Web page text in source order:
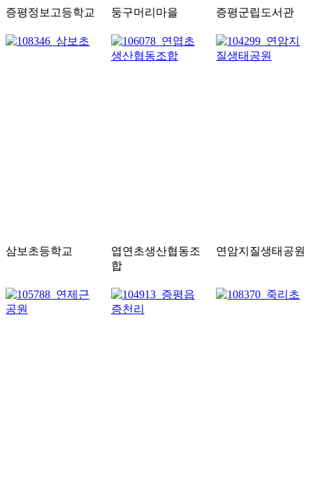
증평정보고등학교 둥구머리마을 증평군립도서관
삼보초등학교
엽연초생산협동조
합
연암지질생태공원